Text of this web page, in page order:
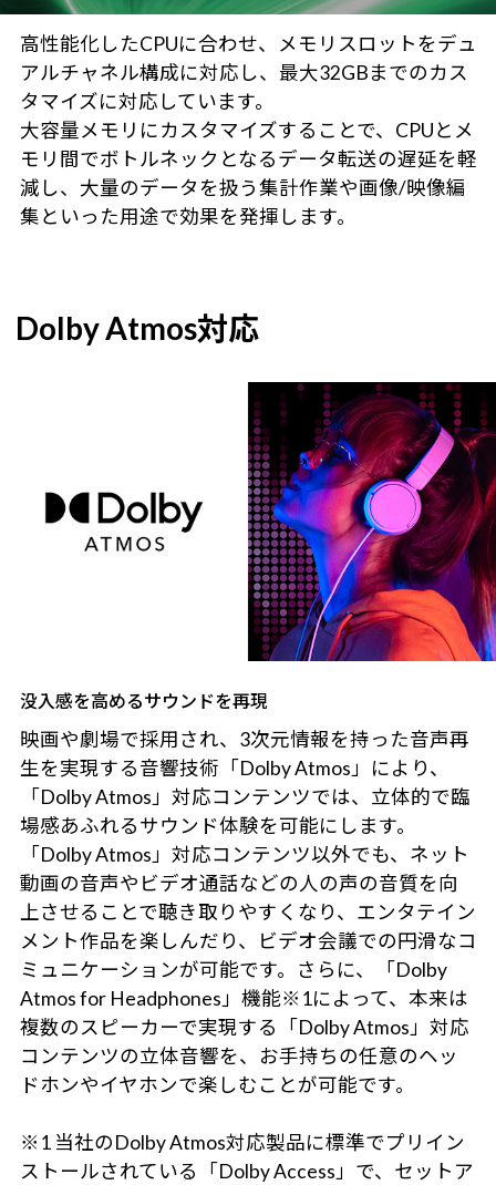
高性能化したCPUに合わせ、メモリスロットをデュ
アルチャネル構成に対応し、最大32GBまでのカス
タマイズに対応しています。
大容量メモリにカスタマイズすることで、CPUとメ
モリ間でボトルネックとなるデータ転送の遅延を軽
減し、大量のデータを扱う集計作業や画像/映像編
集といった用途で効果を発揮します。
Dolby Atmos対応
没入感を高めるサウンドを再現
映画や劇場で採用され、3次元情報を持った音声再
生を実現する音響技術「Dolby Atmos」により、
「Dolby Atmos」対応コンテンツでは、立体的で臨
場感あふれるサウンド体験を可能にします。
「Dolby Atmos」対応コンテンツ以外でも、ネット
動画の音声やビデオ通話などの人の声の音質を向
上させることで聴き取りやすくなり、エンタテイン
メント作品を楽しんだり、ビデオ会議での円滑なコ
ミュニケーションが可能です。さらに、「Dolby
Atmos for Headphones」機能※1によって、本来は
複数のスピーカーで実現する「Dolby Atmos」対応
コンテンツの立体音響を、お手持ちの任意のヘッ
ドホンやイヤホンで楽しむことが可能です。
※1 当社のDolby Atmos対応製品に標準でプリイン
ストールされている「Dolby Access」で、セットア